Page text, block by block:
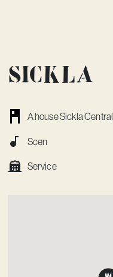
Sickla
A house Sickla Central
Scen
Service